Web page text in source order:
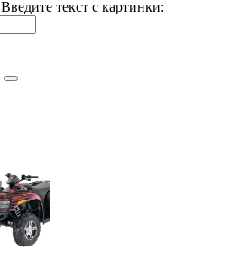
Введите текст с картинки: